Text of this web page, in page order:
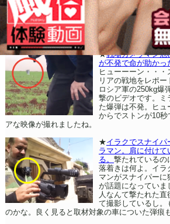
★戦場カメラマン危
が不発で命が助かっ
ヒューーーン・・・
リアの戦地をレポ
ロシア軍の250kg爆
撃のビデオです。ミ
た爆弾は不発。ヒュ
からでストンが10
アな映像が撮れましたね。
★イラクでスナイパ
ラマン。肩に付け
る。 撃たれているの
落着きは何よ。イラ
マンがスナイパー
が話題になっていま
人なんて撃たれた
て撮影しているし。
のかな。良く見ると取材対象の車についた弾痕